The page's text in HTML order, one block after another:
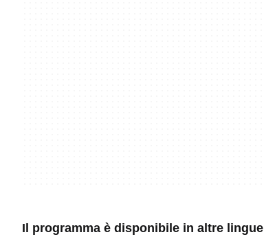
Il programma è disponibile in altre lingue